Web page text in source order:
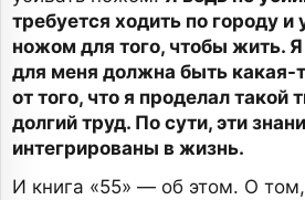
требуется ходить по городу и
ножом для того, чтобы жить.
для меня должна быть какая-
от того, что я проделал такой
долгий труд. По сути, эти
интегрированы в жизнь.
И книга «55» — об этом. О том,